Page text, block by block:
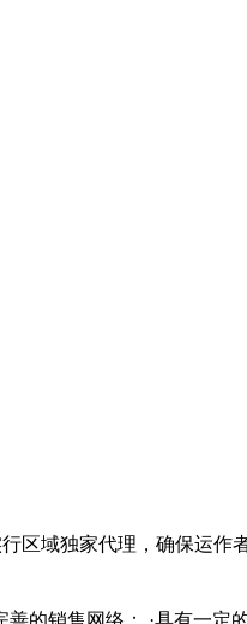
区域独家代理，确保运